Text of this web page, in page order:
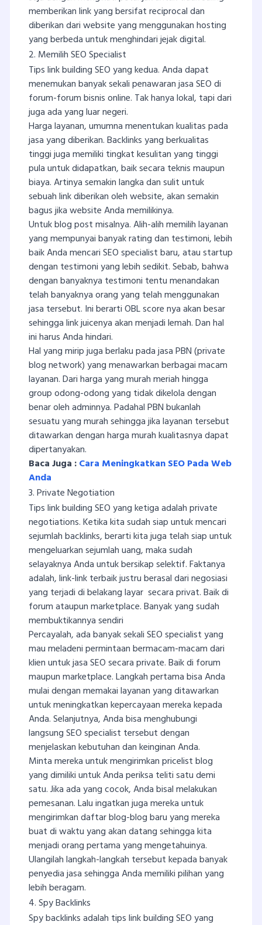
memberikan link yang bersifat reciprocal dan
diberikan dari website yang menggunakan hosting
yang berbeda untuk menghindari jejak digital.
2. Memilih SEO Specialist
Tips link building SEO yang kedua. Anda dapat
menemukan banyak sekali penawaran jasa SEO di
forum-forum bisnis online. Tak hanya lokal, tapi dari
juga ada yang luar negeri.
Harga layanan, umumna menentukan kualitas pada
jasa yang diberikan. Backlinks yang berkualitas
tinggi juga memiliki tingkat kesulitan yang tinggi
pula untuk didapatkan, baik secara teknis maupun
biaya. Artinya semakin langka dan sulit untuk
sebuah link diberikan oleh website, akan semakin
bagus jika website Anda memilikinya.
Untuk blog post misalnya. Alih-alih memilih layanan
yang mempunyai banyak rating dan testimoni, lebih
baik Anda mencari SEO specialist baru, atau startup
dengan testimoni yang lebih sedikit. Sebab, bahwa
dengan banyaknya testimoni tentu menandakan
telah banyaknya orang yang telah menggunakan
jasa tersebut. Ini berarti OBL score nya akan besar
sehingga link juicenya akan menjadi lemah. Dan hal
ini harus Anda hindari.
Hal yang mirip juga berlaku pada jasa PBN (private
blog network) yang menawarkan berbagai macam
layanan. Dari harga yang murah meriah hingga
group odong-odong yang tidak dikelola dengan
benar oleh adminnya. Padahal PBN bukanlah
sesuatu yang murah sehingga jika layanan tersebut
ditawarkan dengan harga murah kualitasnya dapat
dipertanyakan.
Baca Juga :Cara Meningkatkan SEO Pada Web
Anda
3. Private Negotiation
Tips link building SEO yang ketiga adalah private
negotiations. Ketika kita sudah siap untuk mencari
sejumlah backlinks, berarti kita juga telah siap untuk
mengeluarkan sejumlah uang, maka sudah
selayaknya Anda untuk bersikap selektif. Faktanya
adalah, link-link terbaik justru berasal dari negosiasi
yang terjadi di belakang layar secara privat. Baik di
forum ataupun marketplace. Banyak yang sudah
membuktikannya sendiri
Percayalah, ada banyak sekali SEO specialist yang
mau meladeni permintaan bermacam-macam dari
klien untuk jasa SEO secara private. Baik di forum
maupun marketplace. Langkah pertama bisa Anda
mulai dengan memakai layanan yang ditawarkan
untuk meningkatkan kepercayaan mereka kepada
Anda. Selanjutnya, Anda bisa menghubungi
langsung SEO specialist tersebut dengan
menjelaskan kebutuhan dan keinginan Anda.
Minta mereka untuk mengirimkan pricelist blog
yang dimiliki untuk Anda periksa teliti satu demi
satu. Jika ada yang cocok, Anda bisal melakukan
pemesanan. Lalu ingatkan juga mereka untuk
mengirimkan daftar blog-blog baru yang mereka
buat di waktu yang akan datang sehingga kita
menjadi orang pertama yang mengetahuinya.
Ulangilah langkah-langkah tersebut kepada banyak
penyedia jasa sehingga Anda memiliki pilihan yang
lebih beragam.
4. Spy Backlinks
Spy backlinks adalah tips link building SEO yang